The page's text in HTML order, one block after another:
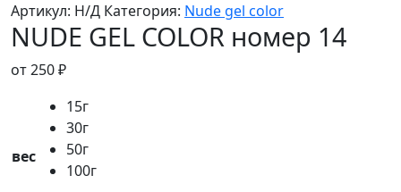
Артикул: Н/Д Категория: Nude gel color
NUDE GEL COLOR номер 14
от250₽
вес
15г
30г
50г
100г